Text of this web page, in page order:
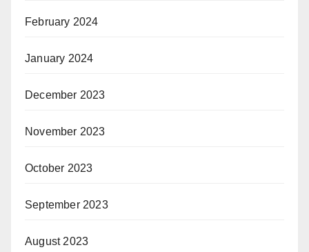
February 2024
January 2024
December 2023
November 2023
October 2023
September 2023
August 2023